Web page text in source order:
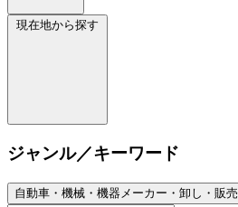
現在地から探す
ジャンル／キーワード
自動車・機械・機器メーカー・卸し・販売